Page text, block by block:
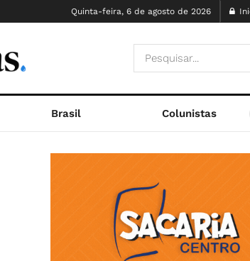
Quinta-feira, 6 de agosto de 2026
Brasil Colunistas